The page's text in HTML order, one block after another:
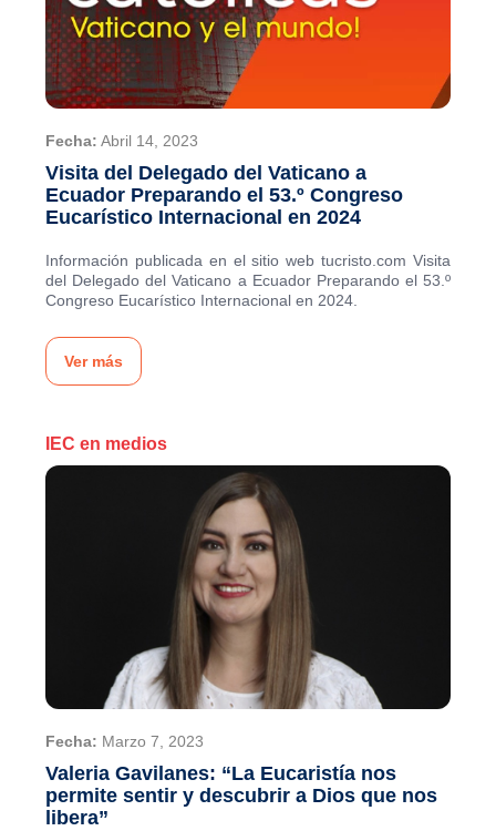
Fecha: Abril 14, 2023
Visita del Delegado del Vaticano a
Ecuador Preparando el 53.º Congreso
Eucarístico Internacional en 2024
Información publicada en el sitio web tucristo.com Visita
del Delegado del Vaticano a Ecuador Preparando el 53.º
Congreso Eucarístico Internacional en 2024.
Ver más
IEC en medios
Fecha: Marzo 7, 2023
Valeria Gavilanes: “La Eucaristía nos
permite sentir y descubrir a Dios que nos
libera”